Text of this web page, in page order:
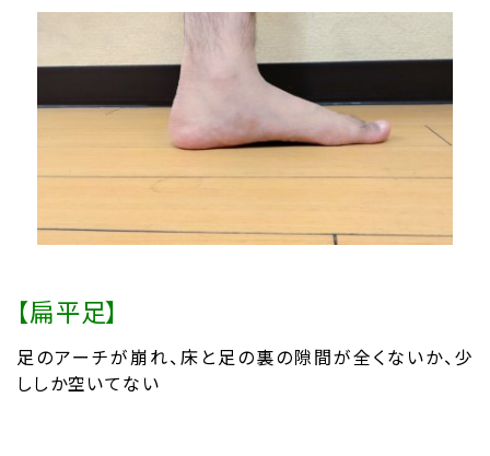
【扁平足】
足のアーチが崩れ、床と足の裏の隙間が全くないか、少
ししか空いてない